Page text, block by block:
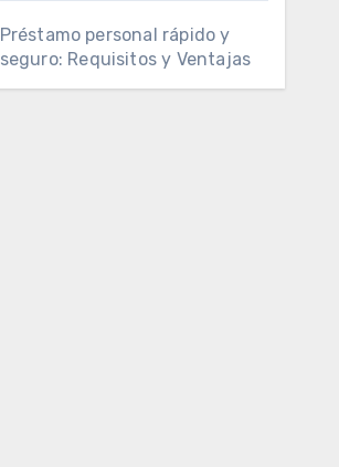
Préstamo personal rápido y
seguro: Requisitos y Ventajas